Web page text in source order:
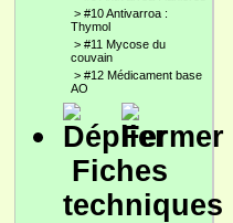
> #10 Antivarroa :
Thymol
> #11 Mycose du
couvain
> #12 Médicament base
AO
Fiches
techniques